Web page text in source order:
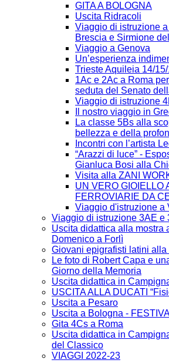
GITA A BOLOGNA
Uscita Ridracoli
Viaggio di istruzione
Brescia e Sirmione
Viaggio a Genova
Un’esperienza
Trieste Aquileia 14/
1Ac e 2Ac a Roma
seduta del Senato
Viaggio di istruzione
Il nostro viaggio in
La classe 5Bs alla
bellezza e della
Incontri con l’artista
“Arazzi di luce” -
Gianluca Bosi alla
Visita alla ZANI
UN VERO GIOIELLO
FERROVIARIE DA
Viaggio d'istruzione a
Viaggio di istruzione 3AE e
Uscita didattica alla mostra
Domenico a Forlì
Giovani epigrafisti latini
Le foto di Robert Capa e
Giorno della Memoria
Uscita didattica in
USCITA ALLA DUCATI
Uscita a Pesaro
Uscita a Bologna -
Gita 4Cs a Roma
Uscita didattica in
del Classico
VIAGGI 2022-23